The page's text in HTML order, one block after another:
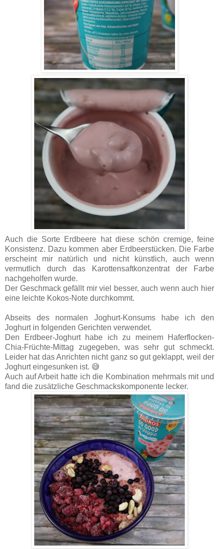
Auch die Sorte Erdbeere hat diese schön cremige, feine
Konsistenz. Dazu kommen aber Erdbeerstücken. Die Farbe
erscheint mir natürlich und nicht künstlich, auch wenn
vermutlich durch das Karottensaftkonzentrat der Farbe
nachgeholfen wurde.
Der Geschmack gefällt mir viel besser, auch wenn auch hier
eine leichte Kokos-Note durchkommt.
Abseits des normalen Joghurt-Konsums habe ich den
Joghurt in folgenden Gerichten verwendet.
Den Erdbeer-Joghurt habe ich zu meinem Haferflocken-
Chia-Früchte-Mittag zugegeben, was sehr gut schmeckt.
Leider hat das Anrichten nicht ganz so gut geklappt, weil der
Joghurt eingesunken ist. 😅
Auch auf Arbeit hatte ich die Kombination mehrmals mit und
fand die zusätzliche Geschmackskomponente lecker.